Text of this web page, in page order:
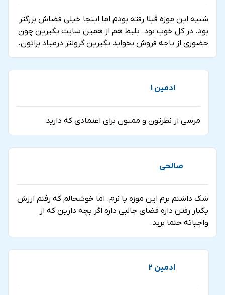
شبیه این موزه قبلا رفته بودم اما اینجا خیلی فضاش بزرگتر
بود. در کل خوب بود. بلیط هم از همین سایت بگیرین چون
حضوری از باجه فروش بخواید بگیرین گرونتر درمیاد براتون.
ادمین 1
مرسی از نظرتون و ممنون برای اعتمادی که دارید
صالحی
شک داشتم برم این موزه یا نرم. اما خوشحالم که رفتم ارزش
یکبار رفتن داره فضای جالبی داره اگر بچه دارین که از
واجباته حتما برید.
ادمین 2